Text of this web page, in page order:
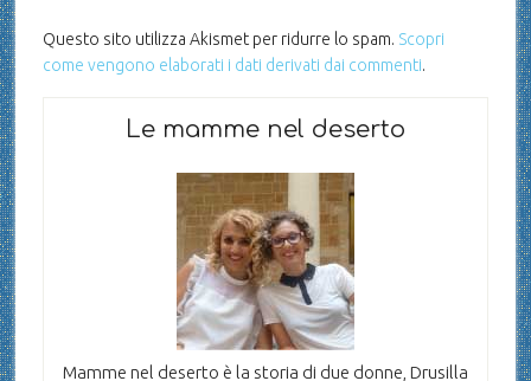
Questo sito utilizza Akismet per ridurre lo spam. Scopri
come vengono elaborati i dati derivati dai commenti.
Le mamme nel deserto
Mamme nel deserto è la storia di due donne, Drusilla